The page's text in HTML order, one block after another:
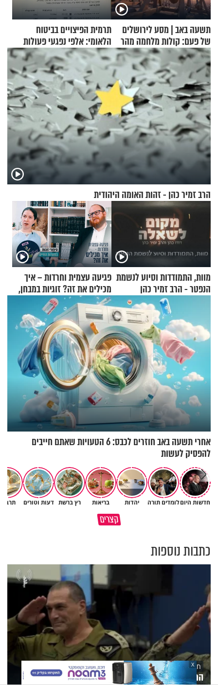
תשעה באב | מסע לירושלים
של פעם: קולות מלחמה מהר
הזיתים
תרמית הפיצויים בביטוח
הלאומי: אלפי נפגעי פעולות
איבה קיבלו כספים במירמה
הרב זמיר כהן - זהות האומה היהודית
מוות, התמודדות וסיוע לנשמת
הנפטר - הרב זמיר כהן
פגיעה עצמית וחרדות – איך
מכילים את זה? זוגיות במבחן,
הפעם עם יהודית ואלתר כהן
אחרי תשעה באב חוזרים לכבס: 6 הטעויות שאתם חייבים
להפסיק לעשות
חדשות היוםלומדים תורה יהדות בריאות רץ ברשת דעות וטורים
קצרים
מי שאמר והיה העולם זה אבא
כתבות נוספות
חדשות היום
הרמטכ״ל: "ערוכים לחזרה ללחימה עצימה"; מפקד
X